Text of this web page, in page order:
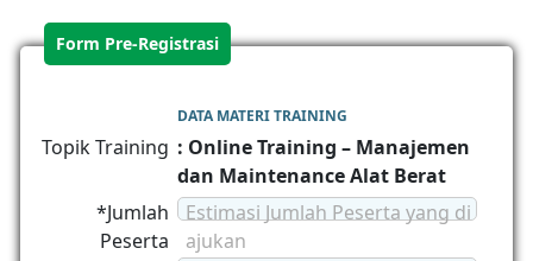
Form Pre-Registrasi
DATA MATERI TRAINING
Topik Training : Online Training – Manajemen
dan Maintenance Alat Berat
*Jumlah
Peserta
Estimasi Jumlah Peserta yang di
ajukan